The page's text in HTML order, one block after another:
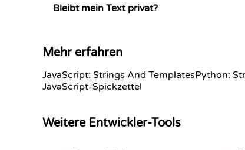
Bleibt mein Text privat?
Mehr erfahren
JavaScript: Strings And TemplatesPython:
JavaScript-Spickzettel
Weitere Entwickler-Tools